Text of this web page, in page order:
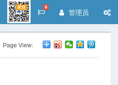
关注 9
管理员
Page View: